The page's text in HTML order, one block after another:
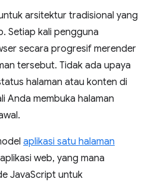
arsitektur tradisional yang
Setiap kali pengguna
secara progresif merender
tersebut. Tidak ada upaya
halaman atau konten di
Anda membuka halaman
aplikasi satu halaman
web, yang mana
JavaScript untuk